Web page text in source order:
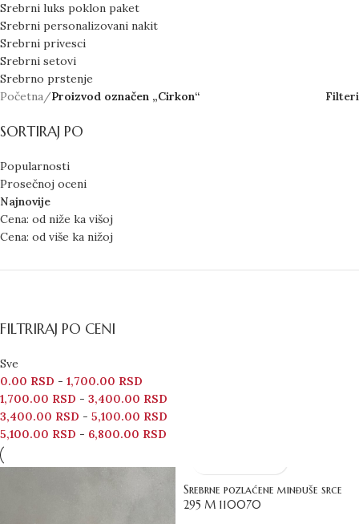
Srebrni luks poklon paket
Srebrni personalizovani nakit
Srebrni privesci
Srebrni setovi
Srebrno prstenje
Početna/Proizvod označen „Cirkon“ Filteri
SORTIRAJ PO
Popularnosti
Prosečnoj oceni
Najnovije
Cena: od niže ka višoj
Cena: od više ka nižoj
FILTRIRAJ PO CENI
Sve
0.00 RSD - 1,700.00 RSD
1,700.00 RSD - 3,400.00 RSD
3,400.00 RSD - 5,100.00 RSD
5,100.00 RSD - 6,800.00 RSD
Srebrne pozlaćene minđuše srce
295 M 110070